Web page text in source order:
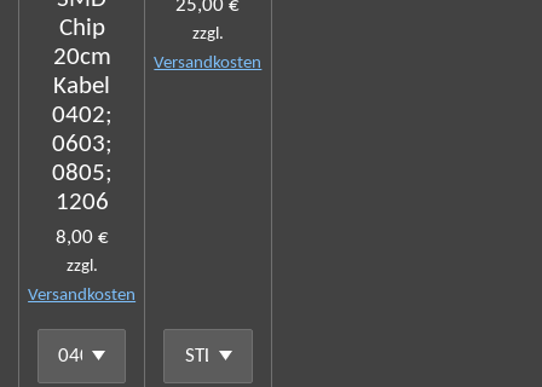
Chip
20cm
Kabel
0402;
0603;
0805;
1206
8,00 €
zzgl.
Versandkosten
25,00 €
zzgl.
Versandkosten